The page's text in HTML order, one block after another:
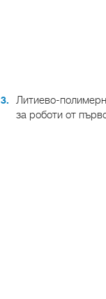
Литиево-
за роботи от